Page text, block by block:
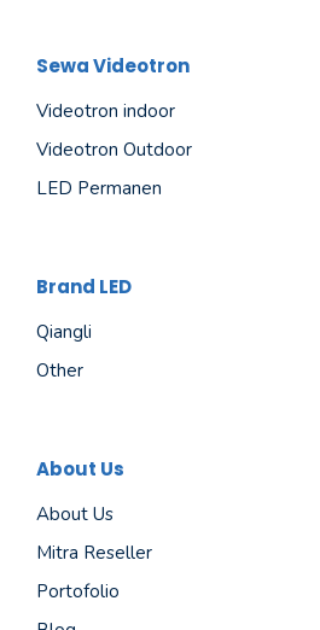
Sewa Videotron
Videotron indoor
Videotron Outdoor
LED Permanen
Brand LED
Qiangli
Other
About Us
About Us
Mitra Reseller
Portofolio